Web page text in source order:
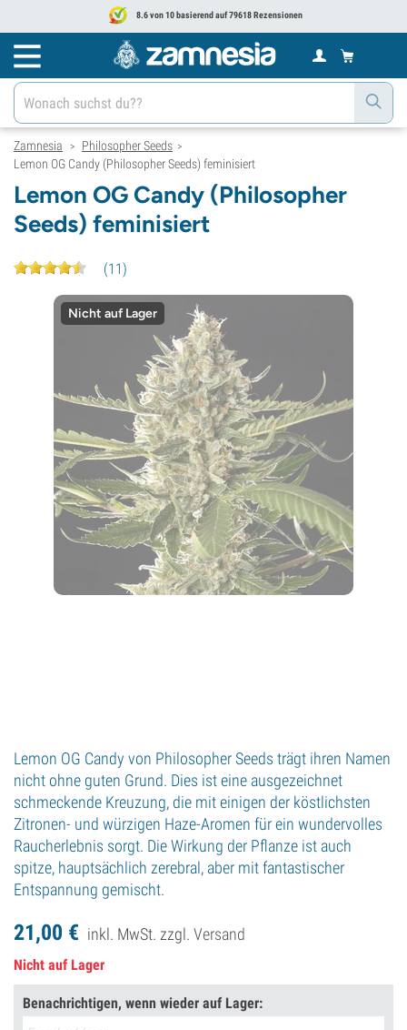
8.6 von 10 basierend auf 79618 Rezensionen
Zamnesia > Philosopher Seeds >
Lemon OG Candy (Philosopher Seeds) feminisiert
Lemon OG Candy (Philosopher
Seeds) feminisiert
(11)
Nicht auf Lager
Lemon OG Candy von Philosopher Seeds trägt ihren Namen
nicht ohne guten Grund. Dies ist eine ausgezeichnet
schmeckende Kreuzung, die mit einigen der köstlichsten
Zitronen- und würzigen Haze-Aromen für ein wundervolles
Raucherlebnis sorgt. Die Wirkung der Pflanze ist auch
spitze, hauptsächlich zerebral, aber mit fantastischer
Entspannung gemischt.
21,00 € inkl. MwSt. zzgl. Versand
Nicht auf Lager
Benachrichtigen, wenn wieder auf Lager: